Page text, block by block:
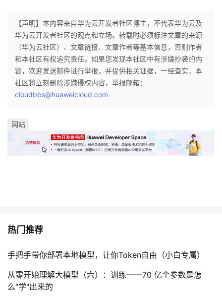
【声明】本内容来自华为云开发者社区博主，不代表华为云及
华为云开发者社区的观点和立场。转载时必须标注文章的来源
（华为云社区）、文章链接、文章作者等基本信息，否则作者
和本社区有权追究责任。如果您发现本社区中有涉嫌抄袭的内
容，欢迎发送邮件进行举报，并提供相关证据，一经查实，本
社区将立刻删除涉嫌侵权内容，举报邮箱：
cloudbbs@huaweicloud.com
网站
热门推荐
手把手带你部署本地模型，让你Token自由（小白专属）
从零开始理解大模型（六）：训练——70 亿个参数是怎
么"学"出来的